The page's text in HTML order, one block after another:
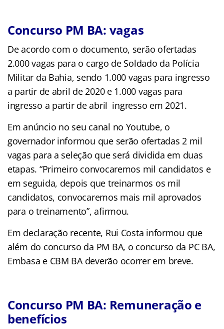
Concurso PM BA: vagas
De acordo com o documento, serão ofertadas
2.000 vagas para o cargo de Soldado da Polícia
Militar da Bahia, sendo 1.000 vagas para ingresso
a partir de abril de 2020 e 1.000 vagas para
ingresso a partir de abril ingresso em 2021.
Em anúncio no seu canal no Youtube, o
governador informou que serão ofertadas 2 mil
vagas para a seleção que será dividida em duas
etapas. “Primeiro convocaremos mil candidatos e
em seguida, depois que treinarmos os mil
candidatos, convocaremos mais mil aprovados
para o treinamento”, afirmou.
Em declaração recente, Rui Costa informou que
além do concurso da PM BA, o concurso da PC BA,
Embasa e CBM BA deverão ocorrer em breve.
Concurso PM BA: Remuneração e
benefícios